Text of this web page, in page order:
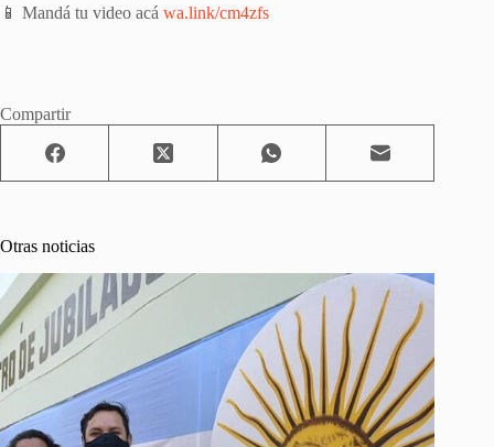
📱 Mandá tu video acá wa.link/cm4zfs
Compartir
Otras noticias